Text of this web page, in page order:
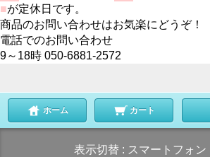
■が定休日です。
商品のお問い合わせはお気楽にどうぞ！
電話でのお問い合わせ
9～18時 050-6881-2572
ホーム カート
表示切替 : スマートフォン